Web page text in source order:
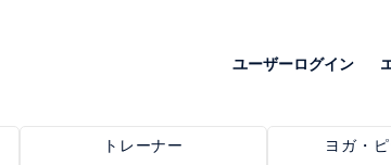
ユーザーログイン
トレーナー ヨガ・